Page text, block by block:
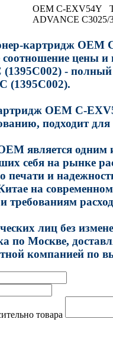
OEM C-EXV54Y
ADVANCE C3025/
картридж OEM
цены и
-
(1395C002).
OEM C-
подходит
является
себя на рынке
печати и
на
требованиям
лиц без
по Москве,
компанией по
товара